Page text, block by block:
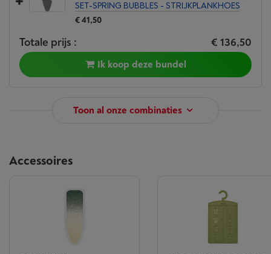
SET-SPRING BUBBLES - STRIJKPLANKHOES
€ 41,50
Totale prijs : € 136,50
Ik koop deze bundel
Toon al onze combinaties
Accessoires